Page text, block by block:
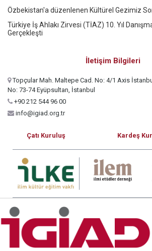
Özbekistan'a düzenlenen Kültürel Gezimiz
Türkiye İş Ahlakı Zirvesi (TİAZ) 10. Yıl
Gerçekleşti
İletişim Bilgileri
Topçular Mah. Maltepe Cad. No: 4/1 Axis
No: 73-74 Eyüpsultan, İstanbul
+90 212 544 96 00
info@igiad.org.tr
Çatı Kuruluş Kardeş